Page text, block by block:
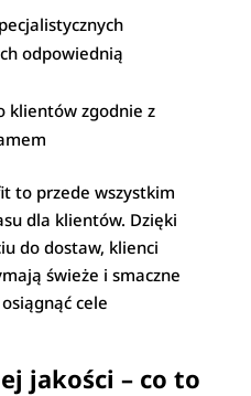
odpowiednią
klientów zgodnie z
to przede wszystkim
dla klientów. Dzięki
do dostaw, klienci
świeże i smaczne
cele
jakości – co to